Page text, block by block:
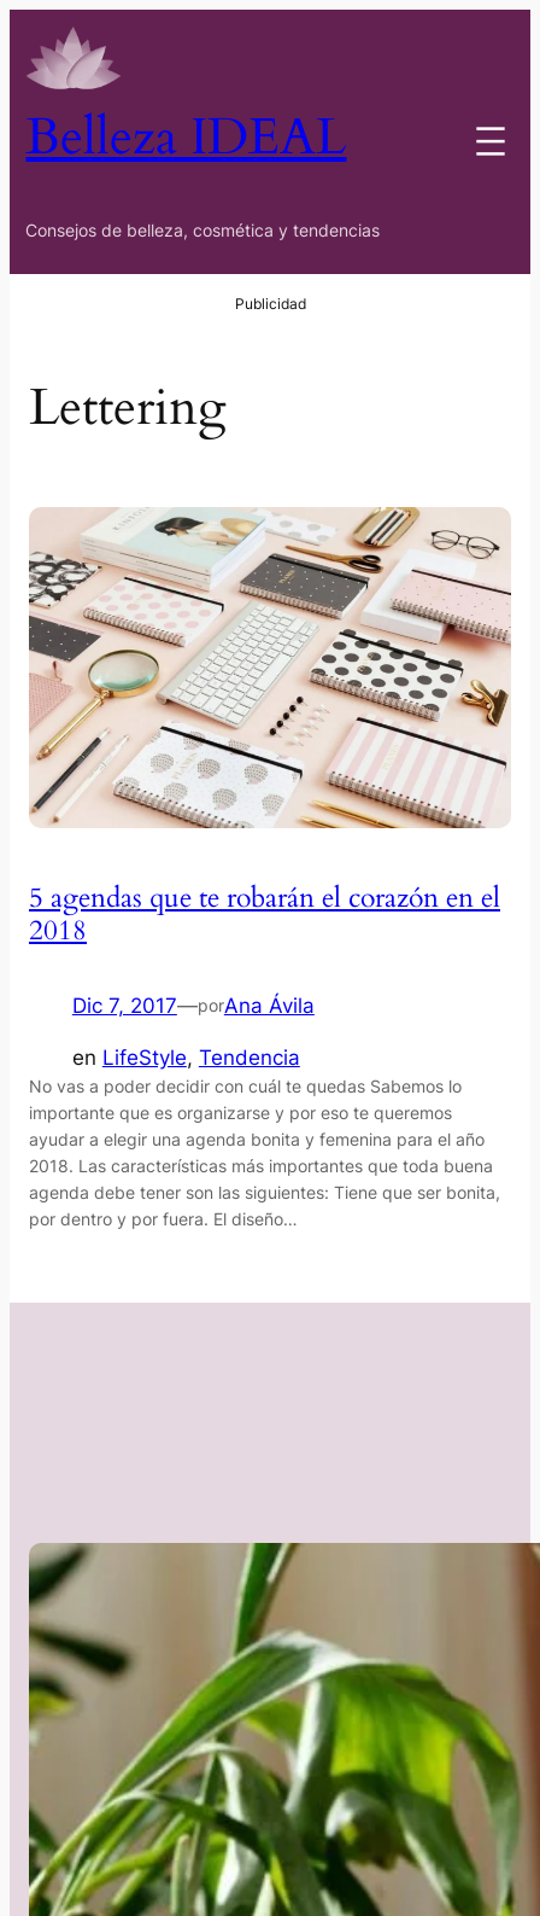
contenido
Belleza IDEAL
Consejos de belleza, cosmética y tendencias
Lettering
5 agendas que te robarán el corazón en el
2018
Dic 7, 2017—porAna Ávila
en LifeStyle, Tendencia
No vas a poder decidir con cuál te quedas Sabemos lo
importante que es organizarse y por eso te queremos
ayudar a elegir una agenda bonita y femenina para el año
2018. Las características más importantes que toda buena
agenda debe tener son las siguientes: Tiene que ser bonita,
por dentro y por fuera. El diseño…